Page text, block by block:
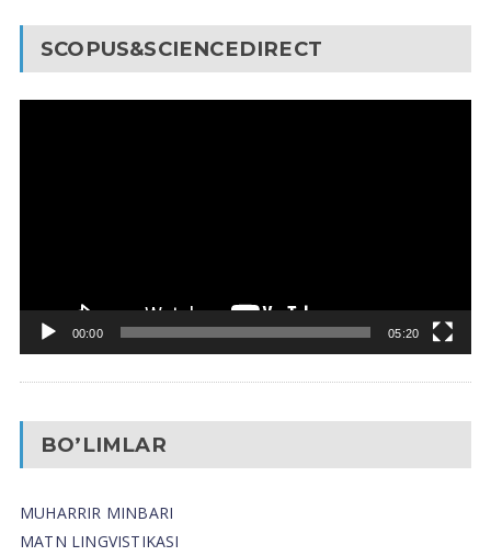
SCOPUS&SCIENCEDIRECT
00:00 05:20
BO’LIMLAR
MUHARRIR MINBARI
MATN LINGVISTIKASI